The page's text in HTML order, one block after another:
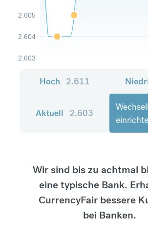
2.603
2.604
2.605
Hoch 2.611
Aktuell 2.603
Wir sind bis zu achtmal
eine typische Bank.
CurrencyFair bessere
bei Banken.